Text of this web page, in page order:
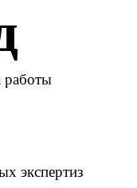
работы
экспертиз